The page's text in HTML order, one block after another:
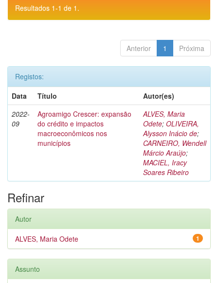
Resultados 1-1 de 1.
Anterior 1 Próxima
Registos:
Data
Título
Autor(es)
2022-
09
Agroamigo Crescer: expansão
do crédito e impactos
macroeconômicos nos
municípios
ALVES, Maria
Odete; OLIVEIRA,
Alysson Inácio de;
CARNEIRO, Wendell
Márcio Araújo;
MACIEL, Iracy
Soares Ribeiro
Refinar
Autor
1
ALVES, Maria Odete
Assunto